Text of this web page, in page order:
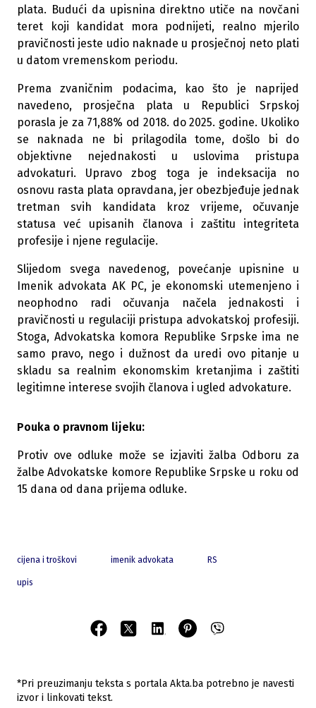
plata. Budući da upisnina direktno utiče na novčani
teret koji kandidat mora podnijeti, realno mjerilo
pravičnosti jeste udio naknade u prosječnoj neto plati
u datom vremenskom periodu.
Prema zvaničnim podacima, kao što je naprijed
navedeno, prosječna plata u Republici Srpskoj
porasla je za 71,88% od 2018. do 2025. godine. Ukoliko
se naknada ne bi prilagodila tome, došlo bi do
objektivne nejednakosti u uslovima pristupa
advokaturi. Upravo zbog toga je indeksacija no
osnovu rasta plata opravdana, jer obezbjeđuje jednak
tretman svih kandidata kroz vrijeme, očuvanje
statusa već upisanih članova i zaštitu integriteta
profesije i njene regulacije.
Slijedom svega navedenog, povećanje upisnine u
Imenik advokata AK PC, je ekonomski utemenjeno i
neophodno radi očuvanja načela jednakosti i
pravičnosti u regulaciji pristupa advokatskoj profesiji.
Stoga, Advokatska komora Republike Srpske ima ne
samo pravo, nego i dužnost da uredi ovo pitanje u
skladu sa realnim ekonomskim kretanjima i zaštiti
legitimne interese svojih članova i ugled advokature.
Pouka o pravnom lijeku:
Protiv ove odluke može se izjaviti žalba Odboru za
žalbe Advokatske komore Republike Srpske u roku od
15 dana od dana prijema odluke.
cijena i troškovi imenik advokata RS
upis
*Pri preuzimanju teksta s portala Akta.ba potrebno je navesti
izvor i linkovati tekst.